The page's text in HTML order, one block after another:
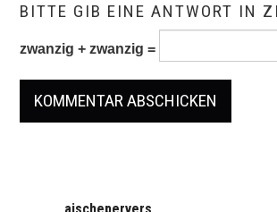
BITTE GIB EINE ANTWORT IN
zwanzig + zwanzig =